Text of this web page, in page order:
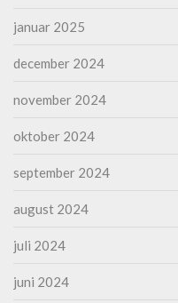
januar 2025
december 2024
november 2024
oktober 2024
september 2024
august 2024
juli 2024
juni 2024